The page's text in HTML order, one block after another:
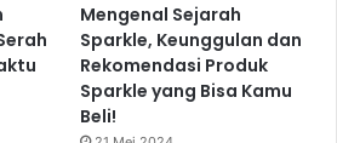
Mengenal Sejarah
Sparkle, Keunggulan dan
Rekomendasi Produk
Sparkle yang Bisa Kamu
Beli!